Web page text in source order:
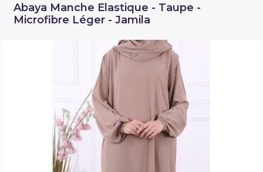
Abaya Manche Elastique - Taupe -
Microfibre Léger - Jamila